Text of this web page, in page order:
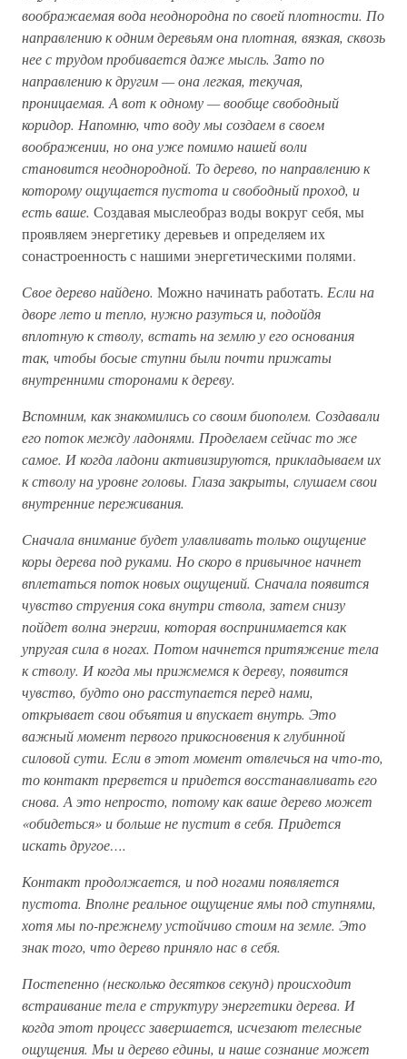
воображаемая вода неоднородна по своей плотности. По
направлению к одним деревьям она плотная, вязкая, сквозь
нее с трудом пробивается даже мысль. Зато по
направлению к другим — она легкая, текучая,
проницаемая. А вот к одному — вообще свободный
коридор. Напомню, что воду мы создаем в своем
воображении, но она уже помимо нашей воли
становится неоднородной. То дерево, по направлению к
которому ощущается пустота и свободный проход, и
есть ваше. Создавая мыслеобраз воды вокруг себя, мы
проявляем энергетику деревьев и определяем их
сонастроенность с нашими энергетическими полями.
Свое дерево найдено. Можно начинать работать. Если на
дворе лето и тепло, нужно разуться и, подойдя
вплотную к стволу, встать на землю у его основания
так, чтобы босые ступни были почти прижаты
внутренними сторонами к дереву.
Вспомним, как знакомились со своим биополем. Создавали
его поток между ладонями. Проделаем сейчас то же
самое. И когда ладони активизируются, прикладываем их
к стволу на уровне головы. Глаза закрыты, слушаем свои
внутренние переживания.
Сначала внимание будет улавливать только ощущение
коры дерева под руками. Но скоро в привычное начнет
вплетаться поток новых ощущений. Сначала появится
чувство струения сока внутри ствола, затем снизу
пойдет волна энергии, которая воспринимается как
упругая сила в ногах. Потом начнется притяжение тела
к стволу. И когда мы прижмемся к дереву, появится
чувство, будто оно расступается перед нами,
открывает свои объятия и впускает внутрь. Это
важный момент первого прикосновения к глубинной
силовой сути. Если в этот момент отвлечься на что-то,
то контакт прервется и придется восстанавливать его
снова. А это непросто, потому как ваше дерево может
«обидеться» и больше не пустит в себя. Придется
искать другое….
Контакт продолжается, и под ногами появляется
пустота. Вполне реальное ощущение ямы под ступнями,
хотя мы по-прежнему устойчиво стоим на земле. Это
знак того, что дерево приняло нас в себя.
Постепенно (несколько десятков секунд) происходит
встраивание тела е структуру энергетики дерева. И
когда этот процесс завершается, исчезают телесные
ощущения. Мы и дерево едины, и наше сознание может